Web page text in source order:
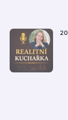
20